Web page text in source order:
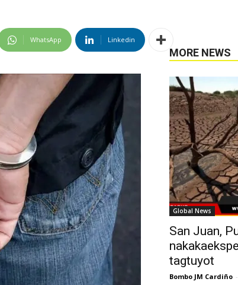
WhatsApp Linkedin
MORE NEWS
Global News
San Juan,
tagtuyot
Bombo JM Cardiño -